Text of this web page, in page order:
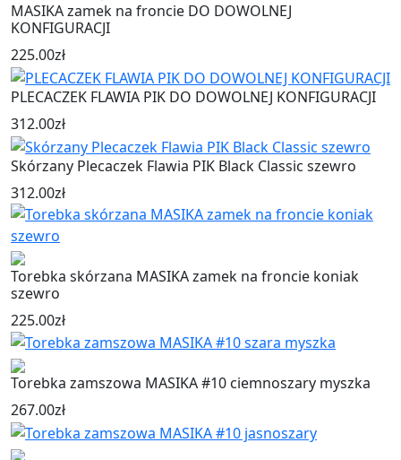
MASIKA zamek na froncie DO DOWOLNEJ
KONFIGURACJI
225.00zł
PLECACZEK FLAWIA PIK DO DOWOLNEJ KONFIGURACJI
312.00zł
Skórzany Plecaczek Flawia PIK Black Classic szewro
312.00zł
Torebka skórzana MASIKA zamek na froncie koniak
szewro
225.00zł
Torebka zamszowa MASIKA #10 ciemnoszary myszka
267.00zł